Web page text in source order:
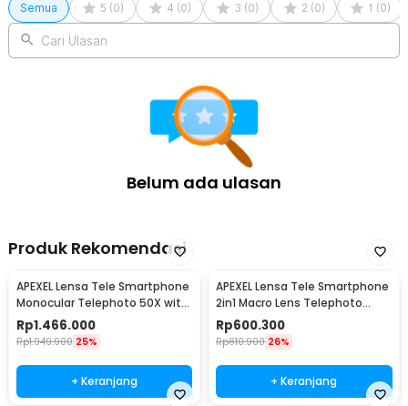
Semua 5 (0) 4 (0) 3 (0) 2 (0) 1 (0)
Cari Ulasan
Belum ada ulasan
Produk Rekomendasi
APEXEL Lensa Tele Smartphone
Monocular Telephoto 50X with
Tripod - APL-T50XJJ029
Rp1.466.000
Rp1.949.900 25%
+ Keranjang
APEXEL Lensa Tele Smartphone
2in1 Macro Lens Telephoto
Zoom - APL-TM6
Rp600.300
Rp810.900 26%
+ Keranjang